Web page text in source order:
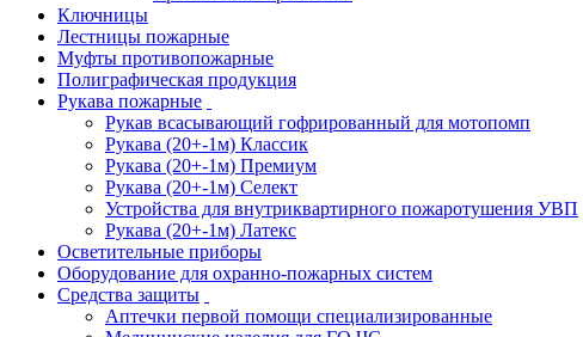
Ключницы
Лестницы пожарные
Муфты противопожарные
Полиграфическая продукция
Рукава пожарные
Рукав всасывающий гофрированный для мотопомп
Рукава (20+-1м) Классик
Рукава (20+-1м) Премиум
Рукава (20+-1м) Селект
Устройства для внутриквартирного пожаротушения УВП
Рукава (20+-1м) Латекс
Осветительные приборы
Оборудование для охранно-пожарных систем
Средства защиты
Аптечки первой помощи специализированные